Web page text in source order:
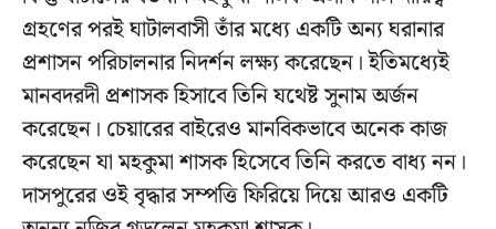
গ্রহণের পরই ঘাটালবাসী তাঁর মধ্যে একটি অন্য ঘরানার
প্রশাসন পরিচালনার নিদর্শন লক্ষ্য করেছেন। ইতিমধ্যেই
মানবদরদী প্রশাসক হিসাবে তিনি যথেষ্ট সুনাম অর্জন
করেছেন। চেয়ারের বাইরেও মানবিকভাবে অনেক কাজ
করেছেন যা মহকুমা শাসক হিসেবে তিনি করতে বাধ্য নন।
দাসপুরের ওই বৃদ্ধার সম্পত্তি ফিরিয়ে দিয়ে আরও একটি